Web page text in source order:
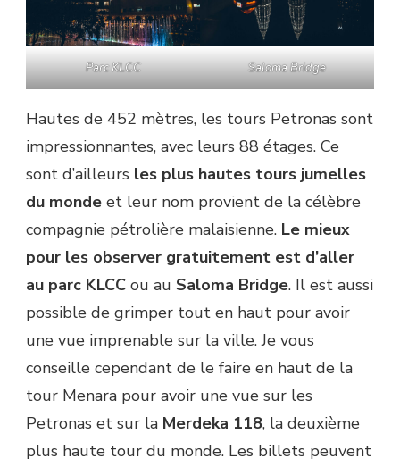
Parc KLCC Saloma Bridge
Hautes de 452 mètres, les tours Petronas sont
impressionnantes, avec leurs 88 étages. Ce
sont d’ailleurs les plus hautes tours jumelles
du monde et leur nom provient de la célèbre
compagnie pétrolière malaisienne. Le mieux
pour les observer gratuitement est d’aller
au parc KLCC ou au Saloma Bridge. Il est aussi
possible de grimper tout en haut pour avoir
une vue imprenable sur la ville. Je vous
conseille cependant de le faire en haut de la
tour Menara pour avoir une vue sur les
Petronas et sur la Merdeka 118, la deuxième
plus haute tour du monde. Les billets peuvent